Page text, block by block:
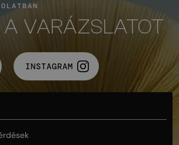
A VARÁZSLATOT
INSTAGRAM